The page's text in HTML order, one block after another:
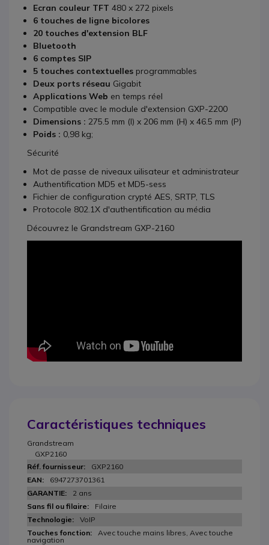
Ecran couleur TFT 480 x 272 pixels
6 touches de ligne bicolores
20 touches d'extension BLF
Bluetooth
6 comptes SIP
5 touches contextuelles programmables
Deux ports réseau Gigabit
Applications Web en temps réel
Compatible avec le module d'extension GXP-2200
Dimensions : 275.5 mm (l) x 206 mm (H) x 46.5 mm (P)
Poids : 0,98 kg;
Sécurité
Mot de passe de niveaux uilisateur et administrateur
Authentification MD5 et MD5-sess
Fichier de configuration crypté AES, SRTP, TLS
Protocole 802.1X d'authentification au média
Découvrez le Grandstream GXP-2160
Caractéristiques techniques
Grandstream
GXP2160
GXP2160
6947273701361
2 ans
Filaire
VoIP
Avec touche mains libres, Avec touche
navigation